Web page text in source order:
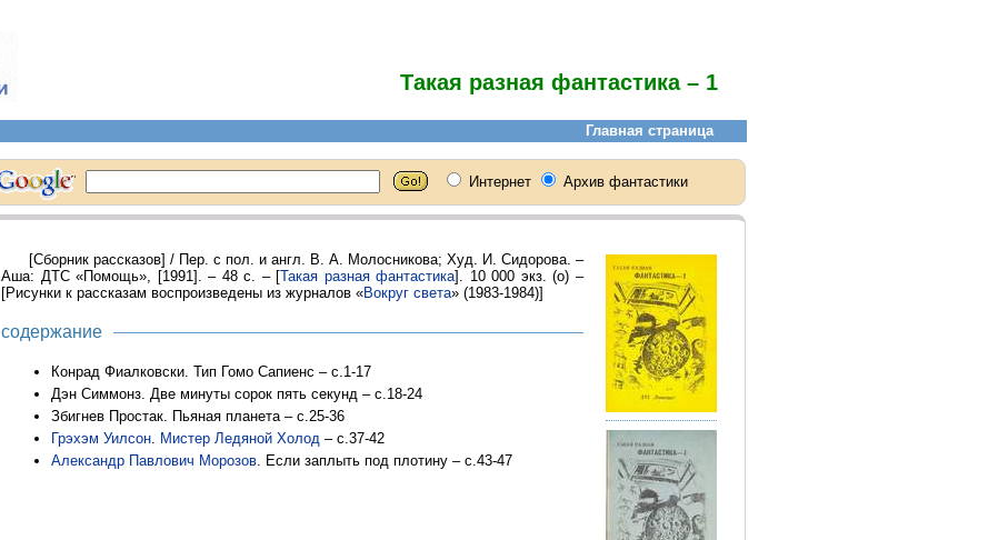
Такая разная фантастика – 1
[Сборник рассказов] / Пер. с пол. и англ. В. А. Молосникова; Худ. И. Сидорова. –
Аша: ДТС «Помощь», [1991]. – 48 с. – [Такая разная фантастика]. 10 000 экз. (о) –
[Рисунки к рассказам воспроизведены из журналов «Вокруг света» (1983-1984)]
содержание
Конрад Фиалковски. Тип Гомо Сапиенс – с.1-17
Дэн Симмонз. Две минуты сорок пять секунд – с.18-24
Збигнев Простак. Пьяная планета – с.25-36
Грэхэм Уилсон. Мистер Ледяной Холод – с.37-42
Александр Павлович Морозов. Если заплыть под плотину – с.43-47